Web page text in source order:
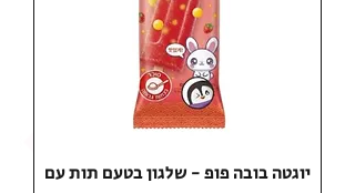
יוגטה בובה פופ - שלגון בטעם תות עם